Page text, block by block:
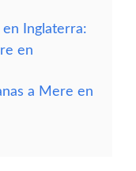
Inglaterra:
en
a Mere en